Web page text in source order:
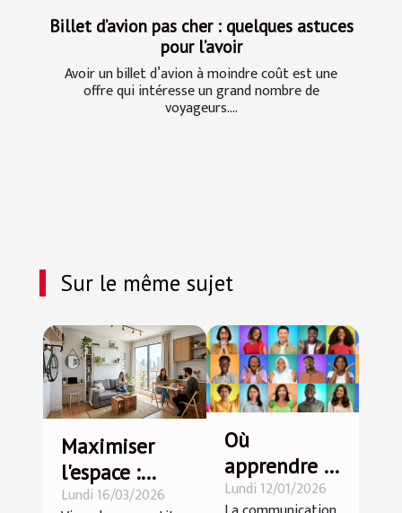
Billet d’avion pas cher : quelques astuces
pour l’avoir
Avoir un billet d’avion à moindre coût est une
offre qui intéresse un grand nombre de
voyageurs....
Sur le même sujet
Maximiser
l'espace :
astuces pour
Lundi 16/03/2026
Où
apprendre le
langage non
Lundi 12/01/2026